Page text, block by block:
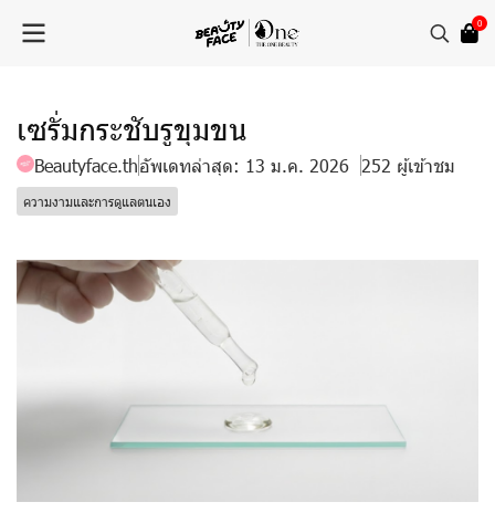
0
เซรั่มกระชับรูขุมขน
Beautyface.thอัพเดทล่าสุด: 13 ม.ค. 2026 252 ผู้เข้าชม
ความงามและการดูแลตนเอง